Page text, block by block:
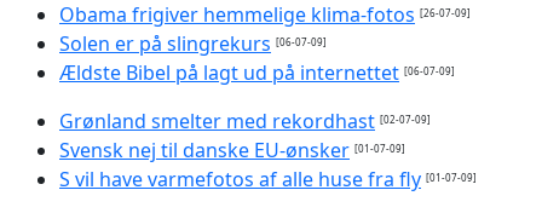
Obama frigiver hemmelige klima-fotos [26-07-09]
Solen er på slingrekurs [06-07-09]
Ældste Bibel på lagt ud på internettet [06-07-09]
Grønland smelter med rekordhast [02-07-09]
Svensk nej til danske EU-ønsker [01-07-09]
S vil have varmefotos af alle huse fra fly [01-07-09]